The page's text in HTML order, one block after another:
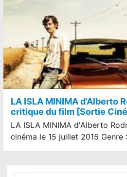
LA ISLA MINIMA d’Alberto
critique du film [Sortie
LA ISLA MINIMA d'Alberto
cinéma le 15 juillet 2015 Genre